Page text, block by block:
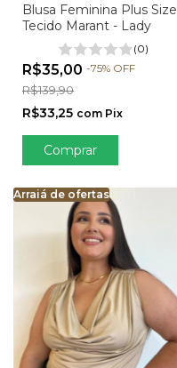
Blusa Feminina Plus Size
Tecido Marant - Lady
(0)
R$35,00 -75% OFF
R$139,90
R$33,25 com Pix
Comprar
Arraiá de ofertas
Arraiá de ofertas